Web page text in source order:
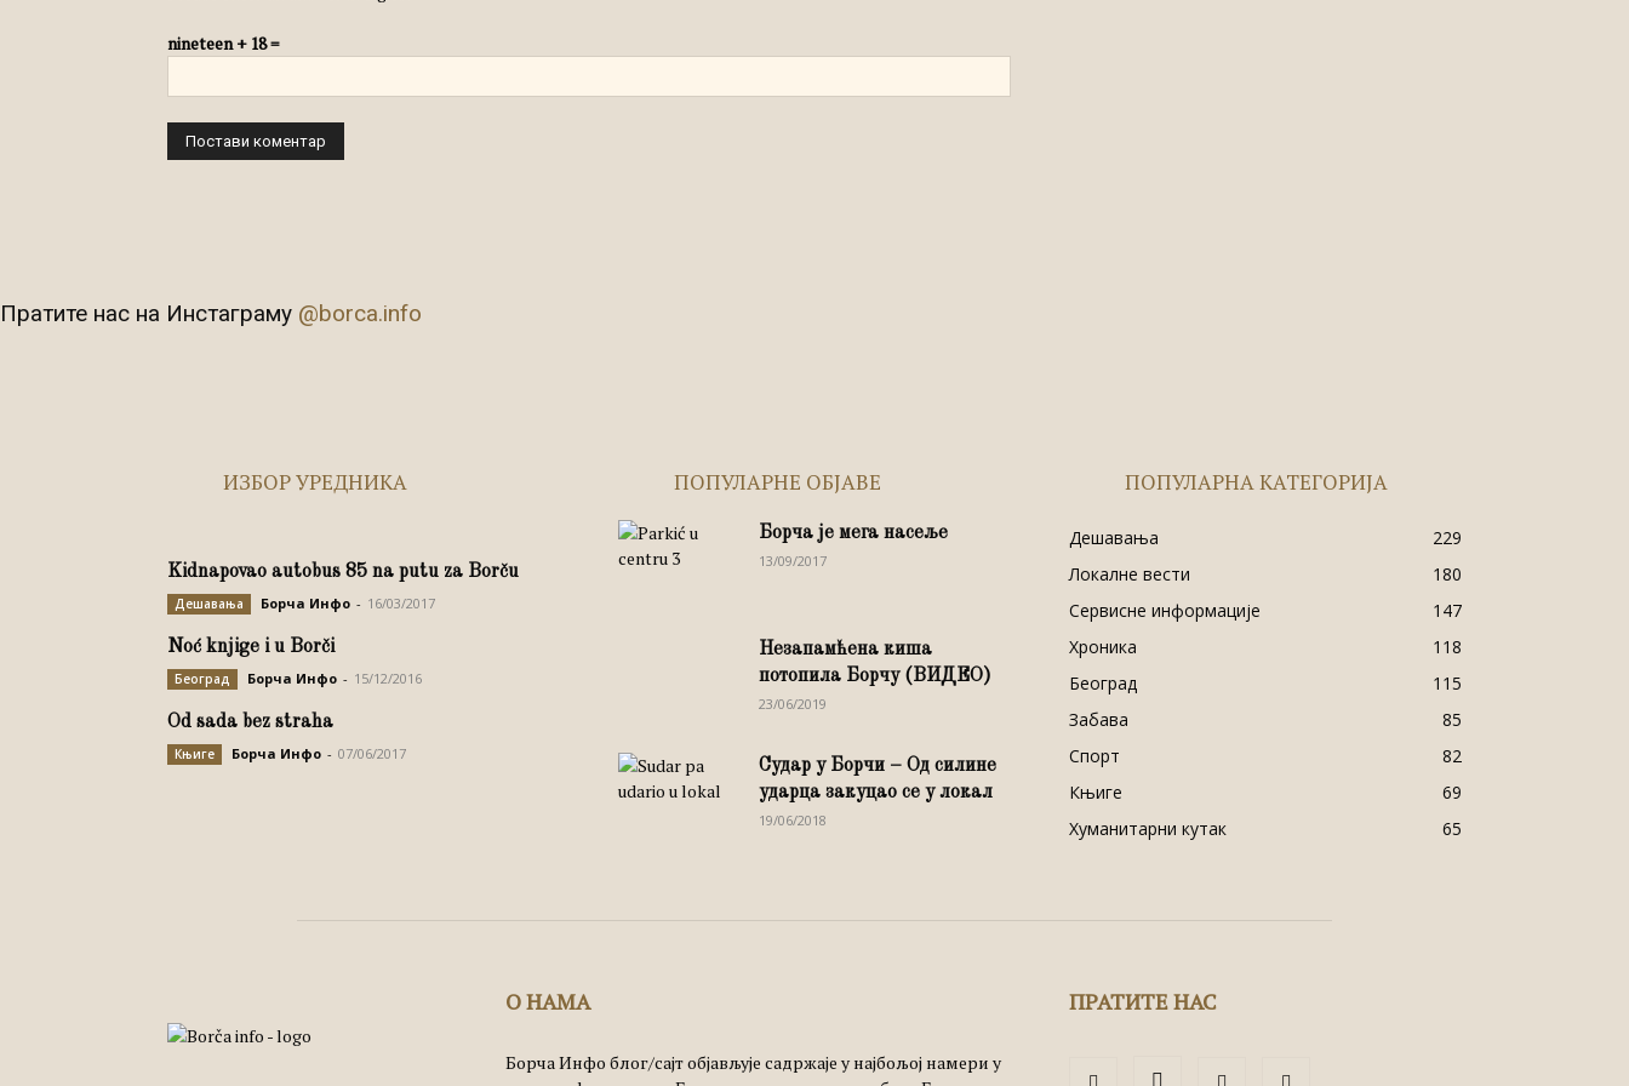
nineteen + 18 =
Пратите нас на Инстаграму @borca.info
ИЗБОР УРЕДНИКА
Kidnapovao autobus 85 na putu za Borču
Дешавања Борча Инфо - 16/03/2017
Noć knjige i u Borči
Београд Борча Инфо - 15/12/2016
Od sada bez straha
Књиге Борча Инфо - 07/06/2017
ПОПУЛАРНЕ ОБЈАВЕ
Борча је мега насеље
13/09/2017
Незапамћена киша
потопила Борчу (ВИДЕО)
23/06/2019
Судар у Борчи – Од силине
ударца закуцао се у локал
19/06/2018
ПОПУЛАРНА КАТЕГОРИЈА
Дешавања
229
Локалне вести
180
Сервисне информације
147
Хроника
118
Београд
115
Забава
85
Спорт
82
Књиге
69
Хуманитарни кутак
65
О НАМА
Борча Инфо блог/сајт објављује садржаје у најбољој намери у
ПРАТИТЕ НАС